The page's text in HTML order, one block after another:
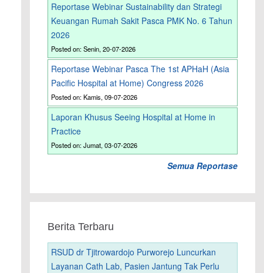
Reportase Webinar Sustainability dan Strategi
Keuangan Rumah Sakit Pasca PMK No. 6 Tahun
2026
Posted on: Senin, 20-07-2026
Reportase Webinar Pasca The 1st APHaH (Asia
Pacific Hospital at Home) Congress 2026
Posted on: Kamis, 09-07-2026
Laporan Khusus Seeing Hospital at Home in
Practice
Posted on: Jumat, 03-07-2026
Semua Reportase
Berita Terbaru
RSUD dr Tjitrowardojo Purworejo Luncurkan
Layanan Cath Lab, Pasien Jantung Tak Perlu